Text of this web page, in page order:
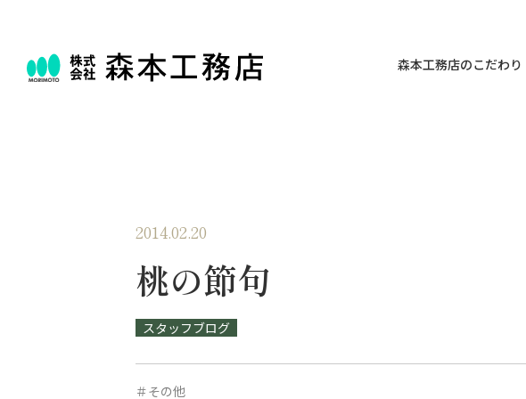
森本工務店のこだわり
2014.02.20
桃の節句
スタッフブログ
＃その他